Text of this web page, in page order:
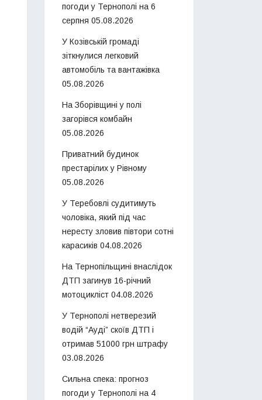
погоди у Тернополі на 6
серпня 05.08.2026
У Козівській громаді
зіткнулися легковий
автомобіль та вантажівка
05.08.2026
На Зборівщині у полі
загорівся комбайн
05.08.2026
Приватний будинок
престарілих у Рівному
05.08.2026
У Теребовлі судитимуть
чоловіка, який під час
нересту зловив півтори сотні
карасиків 04.08.2026
На Тернопільщині внаслідок
ДТП загинув 16-річний
мотоцикліст 04.08.2026
У Тернополі нетверезий
водій “Ауді” скоїв ДТП і
отримав 51000 грн штрафу
03.08.2026
Сильна спека: прогноз
погоди у Тернополі на 4